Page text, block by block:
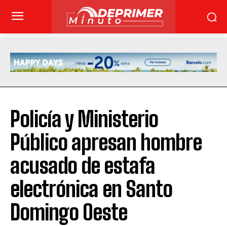
Policía y Ministerio
Público apresan hombre
acusado de estafa
electrónica en Santo
Domingo Oeste